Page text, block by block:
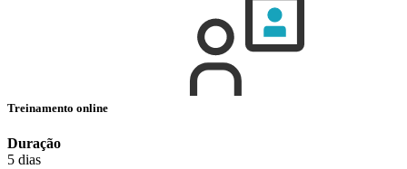
Treinamento online
Duração
5 dias